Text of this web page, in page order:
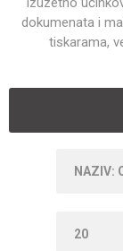
dokumenata i
tiskarama,